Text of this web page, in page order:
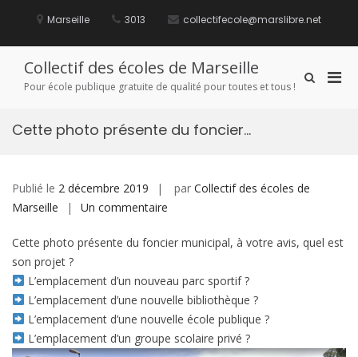
Marseille 3013 collectifecole@marslibre.net
Collectif des écoles de Marseille
Pour école publique gratuite de qualité pour toutes et tous !
Afficher
Cette photo présente du foncier…
Publié le 2 décembre 2019 par Collectif des écoles de
Marseille
Un commentaire
photo
du
foncier…
Cette photo présente du foncier municipal, à votre avis, quel est
son projet ?
L’emplacement d’un nouveau parc sportif ?
L’emplacement d’une nouvelle bibliothèque ?
L’emplacement d’une nouvelle école publique ?
L’emplacement d’un groupe scolaire privé ?